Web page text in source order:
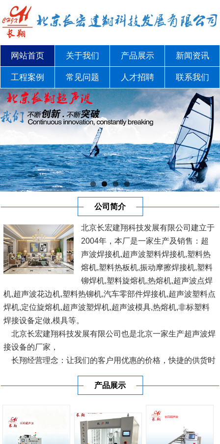
网站首页 关于我们 产品展示 新闻资讯
工程案例 常见问题 人才招聘 联系我们
公司简介
北京长宏建翔科技发展有限公司建立于
2004年，本厂是一家生产及销售：超
声波焊接机,超声波塑料焊接机,塑料热
熔机,塑料热板机,振动摩擦焊接机,塑料
铆焊机,塑料旋熔机,热熔机,超声波点焊
机,超声波花边机,塑料热铆机,汽车零部件焊接机,超声波塑料点
焊机,定位旋熔机,超声波塑焊机,超声波模具,热熔机,非标塑料
焊接设备定做,模具等。
北京长宏建翔科技发展有限公司也是北京一家生产超声波焊
接设备的厂家，
长翔经营理念：让我们的客户用优惠的价格，快捷的供货时
利联盟，共同开发完善塑料焊接设...
[查看详情]
产品展示